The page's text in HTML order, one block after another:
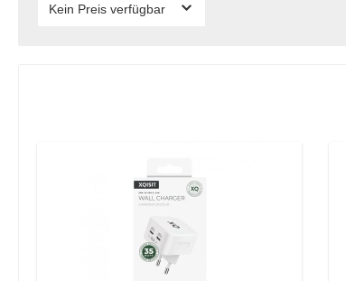
Kein Preis verfügbar